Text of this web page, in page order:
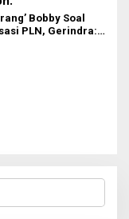
Bobby Soal
PLN, Gerindra: